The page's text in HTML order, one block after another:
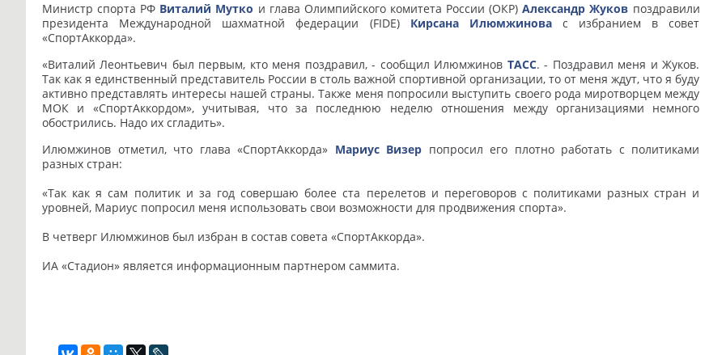
Министр спорта РФ Виталий Мутко и глава Олимпийского комитета России (ОКР)Александр Жуков поздравили
президента Международной шахматной федерации (FIDE) Кирсана Илюмжиновас избранием в совет
«СпортАккорда».
«Виталий Леонтьевич был первым, кто меня поздравил, - сообщил Илюмжинов ТАСС. - Поздравил меня и Жуков.
Так как я единственный представитель России в столь важной спортивной организации, то от меня ждут, что я буду
активно представлять интересы нашей страны. Также меня попросили выступить своего рода миротворцем между
МОК и «СпортАккордом», учитывая, что за последнюю неделю отношения между организациями немного
обострились. Надо их сгладить».
Илюмжинов отметил, что глава «СпортАккорда» Мариус Визер попросил его плотно работать с политиками
разных стран:
«Так как я сам политик и за год совершаю более ста перелетов и переговоров с политиками разных стран и
уровней, Мариус попросил меня использовать свои возможности для продвижения спорта».
В четверг Илюмжинов был избран в состав совета «СпортАккорда».
ИА «Стадион» является информационным партнером саммита.